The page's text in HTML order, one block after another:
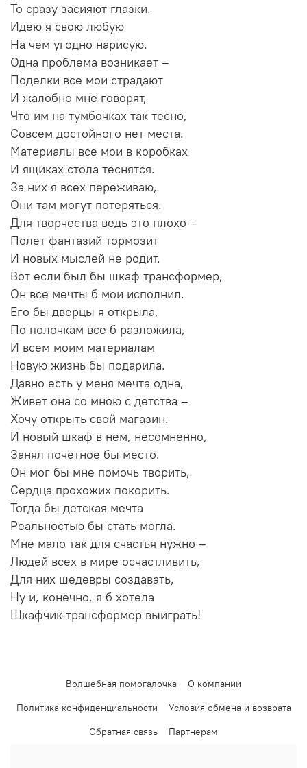
То сразу засияют глазки.
Идею я свою любую
На чем угодно нарисую.
Одна проблема возникает –
Поделки все мои страдают
И жалобно мне говорят,
Что им на тумбочках так тесно,
Совсем достойного нет места.
Материалы все мои в коробках
И ящиках стола теснятся.
За них я всех переживаю,
Они там могут потеряться.
Для творчества ведь это плохо –
Полет фантазий тормозит
И новых мыслей не родит.
Вот если был бы шкаф трансформер,
Он все мечты б мои исполнил.
Его бы дверцы я открыла,
По полочкам все б разложила,
И всем моим материалам
Новую жизнь бы подарила.
Давно есть у меня мечта одна,
Живет она со мною с детства –
Хочу открыть свой магазин.
И новый шкаф в нем, несомненно,
Занял почетное бы место.
Он мог бы мне помочь творить,
Сердца прохожих покорить.
Тогда бы детская мечта
Реальностью бы стать могла.
Мне мало так для счастья нужно –
Людей всех в мире осчастливить,
Для них шедевры создавать,
Ну и, конечно, я б хотела
Шкафчик-трансформер выиграть!
Волшебная помогалочка
О компании
Политика конфиденциальности
Условия обмена и возврата
Обратная связь
Партнерам